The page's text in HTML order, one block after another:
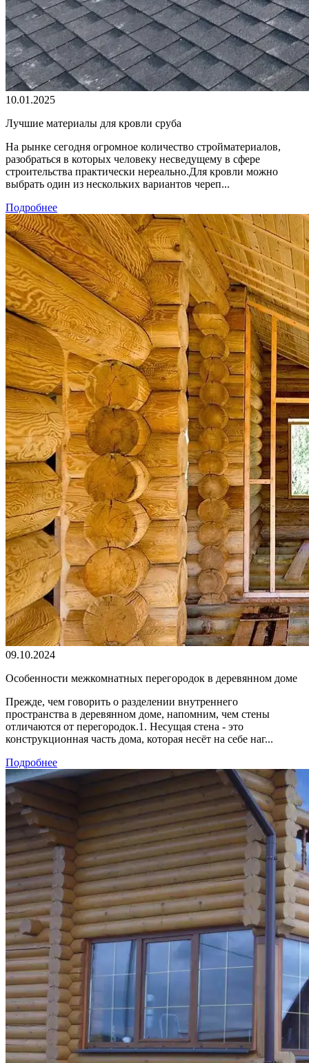
10.01.2025
Лучшие материалы для кровли сруба
На рынке сегодня огромное количество стройматериалов,
разобраться в которых человеку несведущему в сфере
строительства практически нереально.Для кровли можно
выбрать один из нескольких вариантов череп...
Подробнее
09.10.2024
Особенности межкомнатных перегородок в деревянном доме
Прежде, чем говорить о разделении внутреннего
пространства в деревянном доме, напомним, чем стены
отличаются от перегородок.1. Несущая стена - это
конструкционная часть дома, которая несёт на себе наг...
Подробнее